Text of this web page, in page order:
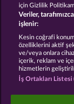
Sosyal casino
için Gizlilik
Veriler,
işlenir:
Kesin coğrafi
özelliklerini aktif
ve/veya onlara
içerik, reklam ve
hizmetlerin
İş Ortakları Listesi